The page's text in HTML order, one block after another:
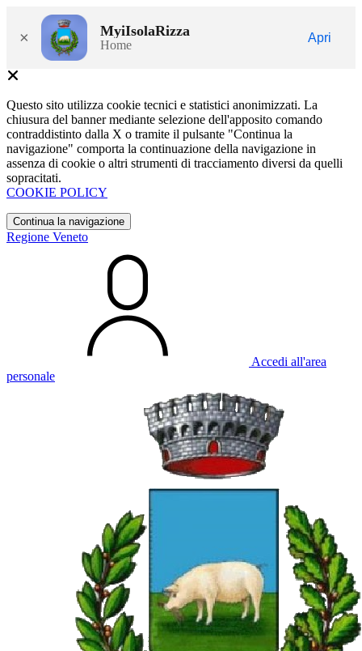
× MyiIsolaRizza
Home
Apri
Questo sito utilizza cookie tecnici e statistici anonimizzati. La
chiusura del banner mediante selezione dell'apposito comando
contraddistinto dalla X o tramite il pulsante "Continua la
navigazione" comporta la continuazione della navigazione in
assenza di cookie o altri strumenti di tracciamento diversi da quelli
sopracitati.
COOKIE POLICY
Continua la navigazione
Regione Veneto
Accedi all'area
personale